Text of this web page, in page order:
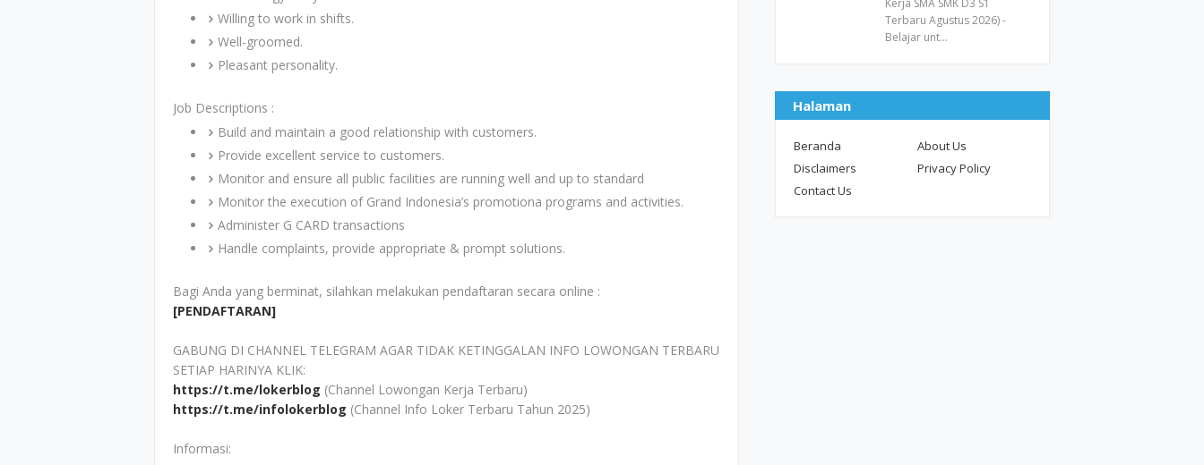
Willing to work in shifts.
Well-groomed.
Pleasant personality.
Job Descriptions :
Build and maintain a good relationship with customers.
Provide excellent service to customers.
Monitor and ensure all public facilities are running well and up to standard
Monitor the execution of Grand Indonesia’s promotiona programs and activities.
Administer G CARD transactions
Handle complaints, provide appropriate & prompt solutions.
Bagi Anda yang berminat, silahkan melakukan pendaftaran secara online :
[PENDAFTARAN]
GABUNG DI CHANNEL TELEGRAM AGAR TIDAK KETINGGALAN INFO LOWONGAN TERBARU
SETIAP HARINYA KLIK:
https://t.me/lokerblog (Channel Lowongan Kerja Terbaru)
https://t.me/infolokerblog (Channel Info Loker Terbaru Tahun 2025)
Informasi:
Kerja SMA SMK D3 S1
Terbaru Agustus 2026) -
Belajar unt…
Halaman
Beranda
About Us
Disclaimers
Privacy Policy
Contact Us